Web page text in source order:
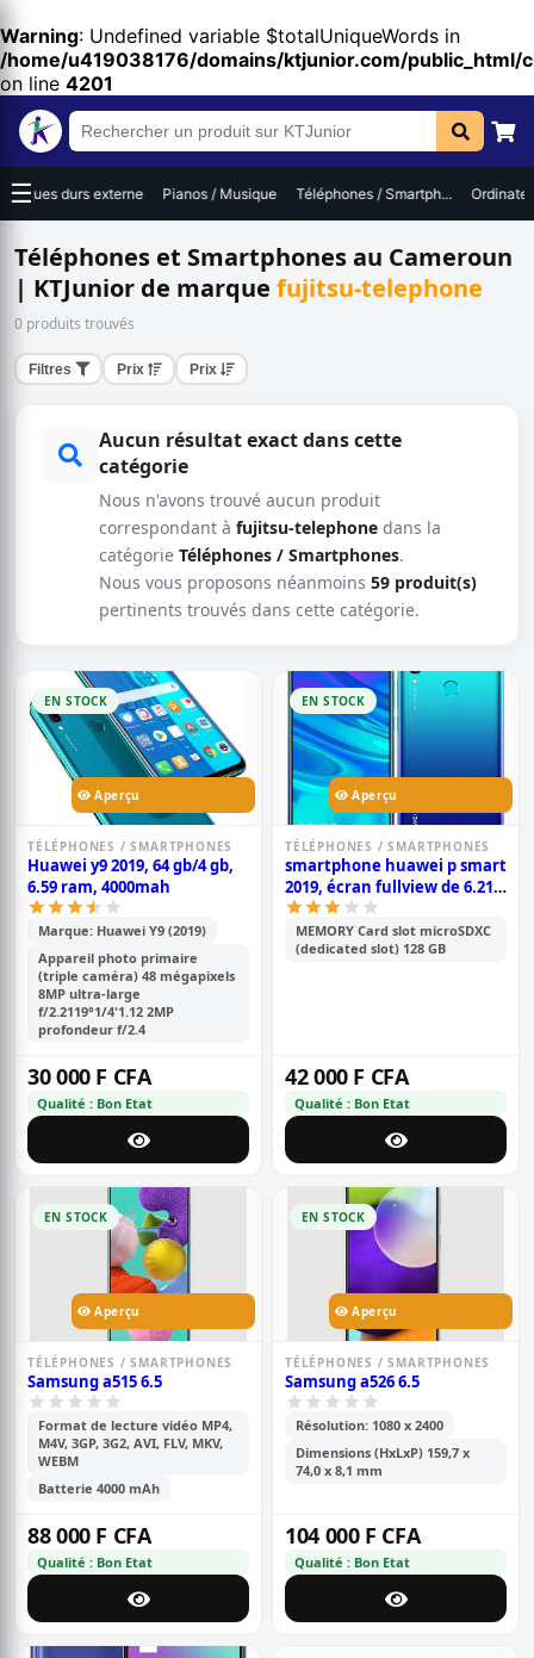
Warning: Undefined variable $totalUniqueWords in
/home/u419038176/domains/ktjunior.com/public_html/
on line 4201
☰ durs externe Pianos / Musique Téléphones / Smartph...
Téléphones et Smartphones au Cameroun
| KTJunior de marque fujitsu-telephone
0 produits trouvés
Filtres Prix Prix
Aucun résultat exact dans cette
catégorie
Nous n'avons trouvé aucun produit
correspondant à fujitsu-telephone dans la
catégorie Téléphones / Smartphones.
Nous vous proposons néanmoins 59 produit(s)
pertinents trouvés dans cette catégorie.
EN STOCK
Aperçu
TÉLÉPHONES / SMARTPHONES
Huawei y9 2019, 64 gb/4 gb,
6.59 ram, 4000mah
Marque: Huawei Y9 (2019)
Appareil photo primaire
(triple caméra) 48 mégapixels
8MP ultra-large
f/2.2119°1/4'1.12 2MP
profondeur f/2.4
30 000 F CFA
Qualité : Bon Etat
EN STOCK
Aperçu
TÉLÉPHONES / SMARTPHONES
smartphone huawei p smart
2019, écran fullview de 6.21
pouces, android 9.0; 128 gb
rom, 4 gb ram, double
caméra de 13 mp+2 mp,
MEMORY Card slot microSDXC
(dedicated slot) 128 GB
42 000 F CFA
Qualité : Bon Etat
EN STOCK
Aperçu
TÉLÉPHONES / SMARTPHONES
Samsung a515 6.5
Format de lecture vidéo MP4,
M4V, 3GP, 3G2, AVI, FLV, MKV,
WEBM
Batterie 4000 mAh
88 000 F CFA
Qualité : Bon Etat
EN STOCK
Aperçu
TÉLÉPHONES / SMARTPHONES
Samsung a526 6.5
Résolution: 1080 x 2400
Dimensions (HxLxP) 159,7 x
74,0 x 8,1 mm
104 000 F CFA
Qualité : Bon Etat